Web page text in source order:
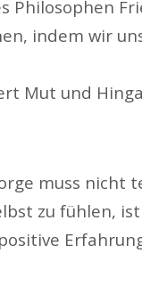
Philosophen
indem wir
Mut und
muss nicht
zu fühlen,